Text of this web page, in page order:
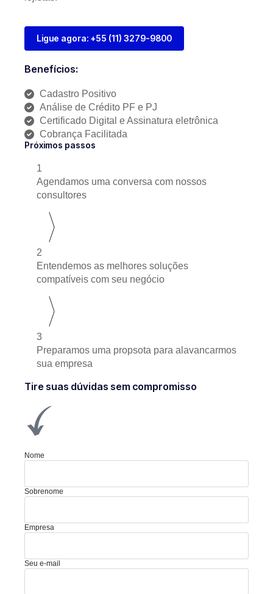
Ligue agora: +55 (11) 3279-9800
Benefícios:
Cadastro Positivo
Análise de Crédito PF e PJ
Certificado Digital e Assinatura eletrônica
Cobrança Facilitada
Próximos passos
1
Agendamos uma conversa com nossos
consultores
2
Entendemos as melhores soluções
compatíveis com seu negócio
3
Preparamos uma propsota para alavancarmos
sua empresa
Tire suas dúvidas sem compromisso
Nome
Sobrenome
Empresa
Seu e-mail